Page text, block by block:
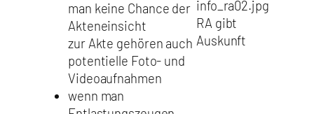
man keine Chance der
Akteneinsicht
zur Akte gehören auch
potentielle Foto- und
Videoaufnahmen
wenn man
RA gibt
Auskunft